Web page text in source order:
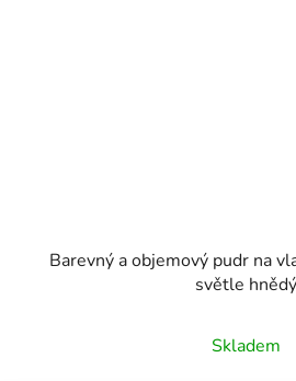
Barevný a objemový pudr na
světle hnědý
Skladem